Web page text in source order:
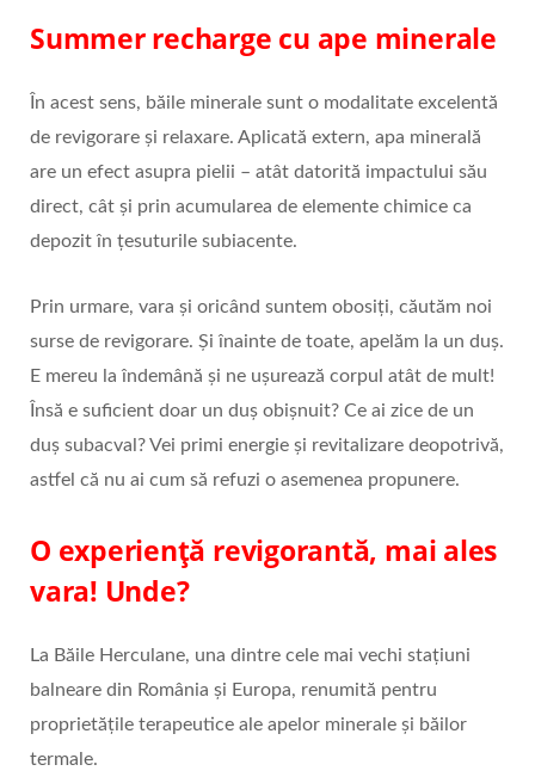
Summer recharge cu ape minerale
În acest sens, băile minerale sunt o modalitate excelentă
de revigorare și relaxare. Aplicată extern, apa minerală
are un efect asupra pielii – atât datorită impactului său
direct, cât și prin acumularea de elemente chimice ca
depozit în țesuturile subiacente.
Prin urmare, vara și oricând suntem obosiți, căutăm noi
surse de revigorare. Și înainte de toate, apelăm la un duș.
E mereu la îndemână și ne ușurează corpul atât de mult!
Însă e suficient doar un duș obișnuit? Ce ai zice de un
duș subacval? Vei primi energie și revitalizare deopotrivă,
astfel că nu ai cum să refuzi o asemenea propunere.
O experiență revigorantă, mai ales
vara! Unde?
La Băile Herculane, una dintre cele mai vechi stațiuni
balneare din România și Europa, renumită pentru
proprietățile terapeutice ale apelor minerale și băilor
termale.